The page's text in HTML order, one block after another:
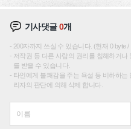
기사댓글0개
200자까지 쓰실 수 있습니다. (현재 0 byte /
저작권 등 다른 사람의 권리를 침해하거
를 받을 수 있습니다.
타인에게 불쾌감을 주는 욕설 등 비하하
리자의 판단에 의해 삭제 합니다.